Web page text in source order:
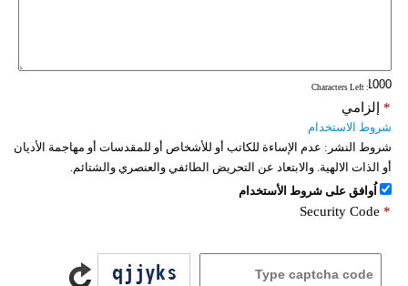
: Characters Left
إلزامي *
شروط الاستخدام
شروط النشر: عدم الإساءة للكاتب أو للأشخاص أو للمقدسات أو مهاجمة الأديان
أو الذات الالهية. والابتعاد عن التحريض الطائفي والعنصري والشتائم.
اُوافق على شروط الأستخدام
Security Code *